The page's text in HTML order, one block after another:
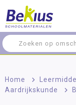
Home >
Aardrijkskunde
>